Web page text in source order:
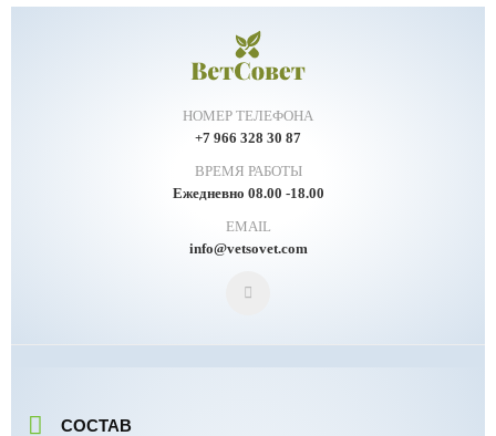
НОМЕР ТЕЛЕФОНА
+7 966 328 30 87
ВРЕМЯ РАБОТЫ
Ежедневно 08.00 -18.00
EMAIL
info@vetsovet.com
СОСТАВ